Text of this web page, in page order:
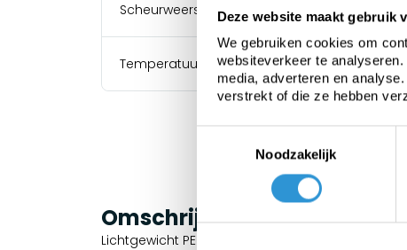
Deze website maakt gebruik
We gebruiken cookies om
websiteverkeer te
media, adverteren en
verstrekt of die ze hebben
Noodzakelijk
Scheurweerstand
Temperatuurbestendigheid
Omschrijving
Lichtgewicht PE dekkleden 100 gr/m² zijn